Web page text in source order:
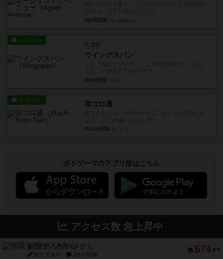
約8時間前
レビュー
充実
ウイングスパン
約8時間前
レビュー 街コロ通
約13時間前
ボドゲーマのアプリ版はこちら
アクセス数 急上昇中
574 PT
無限まちがいさがし
紹介文あり 2件の投稿